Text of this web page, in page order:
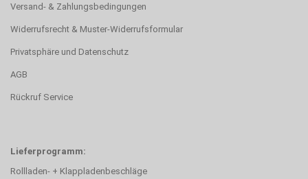
Versand- & Zahlungsbedingungen
Widerrufsrecht & Muster-Widerrufsformular
Privatsphäre und Datenschutz
AGB
Rückruf Service
Lieferprogramm:
Rollladen- + Klappladenbeschläge